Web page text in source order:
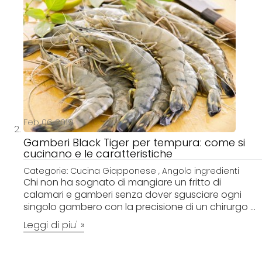
Feb 06 2019
Gamberi Black Tiger per tempura: come si
cucinano e le caratteristiche
Categorie: Cucina Giapponese , Angolo ingredienti
Chi non ha sognato di mangiare un fritto di
calamari e gamberi senza dover sgusciare ogni
singolo gambero con la precisione di un chirurgo ...
Leggi di piu' »